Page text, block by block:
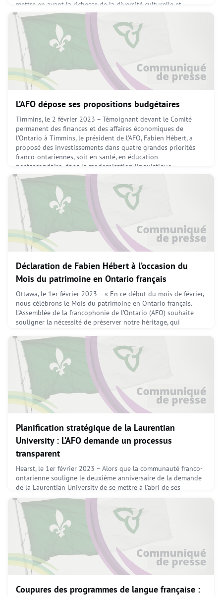
mettre en avant la richesse de la diversité culturelle et
linguistique présente dans notre société, en par
February 22, 2023
L’AFO dépose ses propositions budgétaires
Timmins, le 2 février 2023 – Témoignant devant le Comité
permanent des finances et des affaires économiques de
l’Ontario à Timmins, le président de l’AFO, Fabien Hébert, a
proposé des investissements dans quatre grandes priorités
franco-ontariennes, soit en santé, en éducation
postsecondaire, dans la modernisation linguistique
provinciale et dans la lutte à la pénurie de main-d’oeuvre
francophone
February 13, 2023
Déclaration de Fabien Hébert à l’occasion du
Mois du patrimoine en Ontario français
Ottawa, le 1er février 2023 – « En ce début du mois de février,
nous célébrons le Mois du patrimoine en Ontario français.
L’Assemblée de la francophonie de l’Ontario (AFO) souhaite
souligner la nécessité de préserver notre héritage, qui
conduit à découvrir davantage sur notre histoire ainsi que
nos racines culturelles et linguistiques, qu
February 13, 2023
Planification stratégique de la Laurentian
University : L’AFO demande un processus
transparent
Hearst, le 1er février 2023 – Alors que la communauté franco-
ontarienne souligne le deuxième anniversaire de la demande
de la Laurentian University de se mettre à l’abri de ses
créanciers, le président de l’Assemblée de la francophonie de
l’Ontario (AFO), Fabien Hébert, demande que la planification
stratégique que produira l’institution dans la prochaine année
« se fasse dans la plus grande transp
February 13, 2023
Coupures des programmes de langue française :